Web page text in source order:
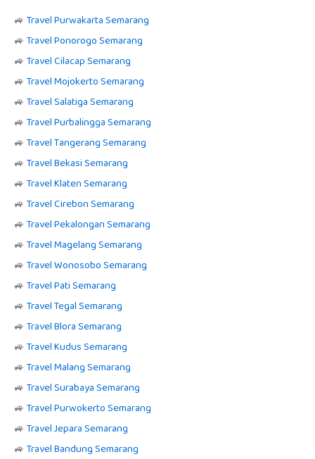
🚙 Travel Purwakarta Semarang
🚙 Travel Ponorogo Semarang
🚙 Travel Cilacap Semarang
🚙 Travel Mojokerto Semarang
🚙 Travel Salatiga Semarang
🚙 Travel Purbalingga Semarang
🚙 Travel Tangerang Semarang
🚙 Travel Bekasi Semarang
🚙 Travel Klaten Semarang
🚙 Travel Cirebon Semarang
🚙 Travel Pekalongan Semarang
🚙 Travel Magelang Semarang
🚙 Travel Wonosobo Semarang
🚙 Travel Pati Semarang
🚙 Travel Tegal Semarang
🚙 Travel Blora Semarang
🚙 Travel Kudus Semarang
🚙 Travel Malang Semarang
🚙 Travel Surabaya Semarang
🚙 Travel Purwokerto Semarang
🚙 Travel Jepara Semarang
🚙 Travel Bandung Semarang